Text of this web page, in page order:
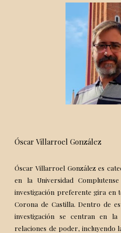
Óscar Villarroel González
Óscar Villarroel González es
en la Universidad
investigación preferente gira
Corona de Castilla. Dentro de
investigación se centran en
relaciones de poder, incluyendo